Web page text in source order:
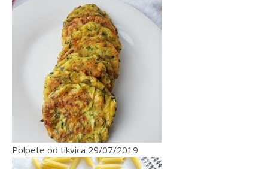
Polpete od tikvica 29/07/2019